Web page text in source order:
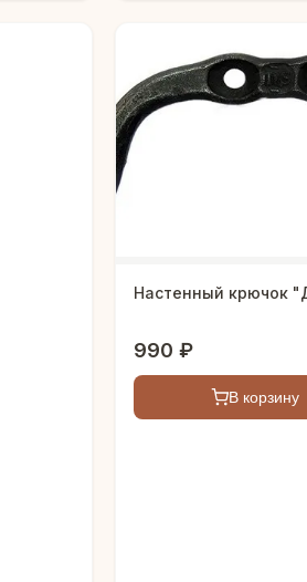
Настенный крючок
990 ₽
В корзину